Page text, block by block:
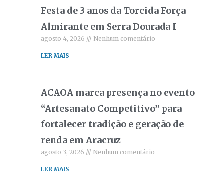
Festa de 3 anos da Torcida Força
Almirante em Serra Dourada I
agosto 4, 2026 Nenhum comentário
LER MAIS
ACAOA marca presença no evento
“Artesanato Competitivo” para
fortalecer tradição e geração de
renda em Aracruz
agosto 3, 2026 Nenhum comentário
LER MAIS